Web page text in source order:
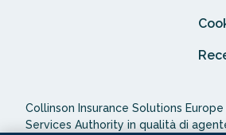
Collinson Insurance Solutions
Services Authority in qualità di